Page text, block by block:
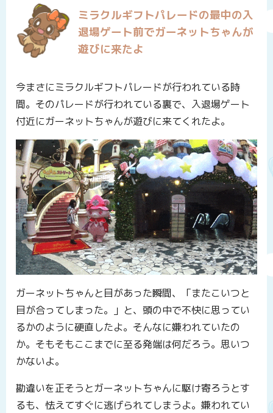
ミラクルギフトパレードの最中の入
退場ゲート前でガーネットちゃんが
遊びに来たよ
今まさにミラクルギフトパレードが行われている時
間。そのパレードが行われている裏で、入退場ゲート
付近にガーネットちゃんが遊びに来てくれたよ。
ガーネットちゃんと目があった瞬間、「またこいつと
目が合ってしまった。」と、頭の中で不快に思ってい
るかのように硬直したよ。そんなに嫌われていたの
か。そもそもここまでに至る発端は何だろう。思いつ
かないよ。
勘違いを正そうとガーネットちゃんに駆け寄ろうとす
るも、怯えてすぐに逃げられてしまうよ。嫌われてい